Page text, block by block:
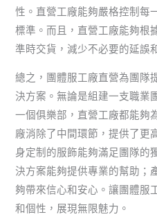
性。直營工廠能夠嚴格控制每
標準。而且，直營工廠能夠根
準時交貨，減少不必要的延誤
總之，團體服工廠直營為團隊
決方案。無論是組建一支職業
一個俱樂部，直營工廠都能夠
廠消除了中間環節，提供了更
身定制的服飾能夠滿足團隊的
決方案能夠提供專業的幫助；
夠帶來信心和安心。讓團體服
和個性，展現無限魅力。